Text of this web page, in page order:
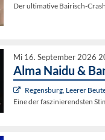
Der ultimative Bairisch-
Mi 16. September 2026
Alma Naidu &
Regensburg, Leerer
Eine der faszinierendsten